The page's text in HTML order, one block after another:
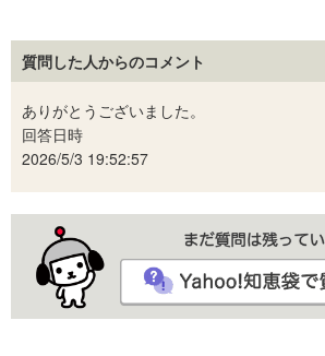
質問した人からのコメント
ありがとうございました。
回答日時
2026/5/3 19:52:57